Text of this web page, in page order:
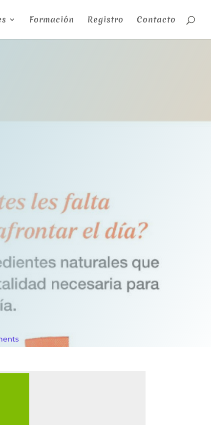
Formación Registro Contacto